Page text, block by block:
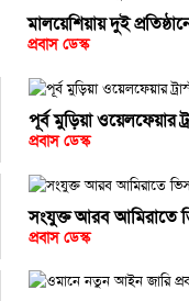
মালয়েশিয়ায় দুই
প্রবাস ডেস্ক
পূর্ব মুড়িয়া ওয়েলফেয়ার
প্রবাস ডেস্ক
সংযুক্ত আরব আমিরাতে
প্রবাস ডেস্ক